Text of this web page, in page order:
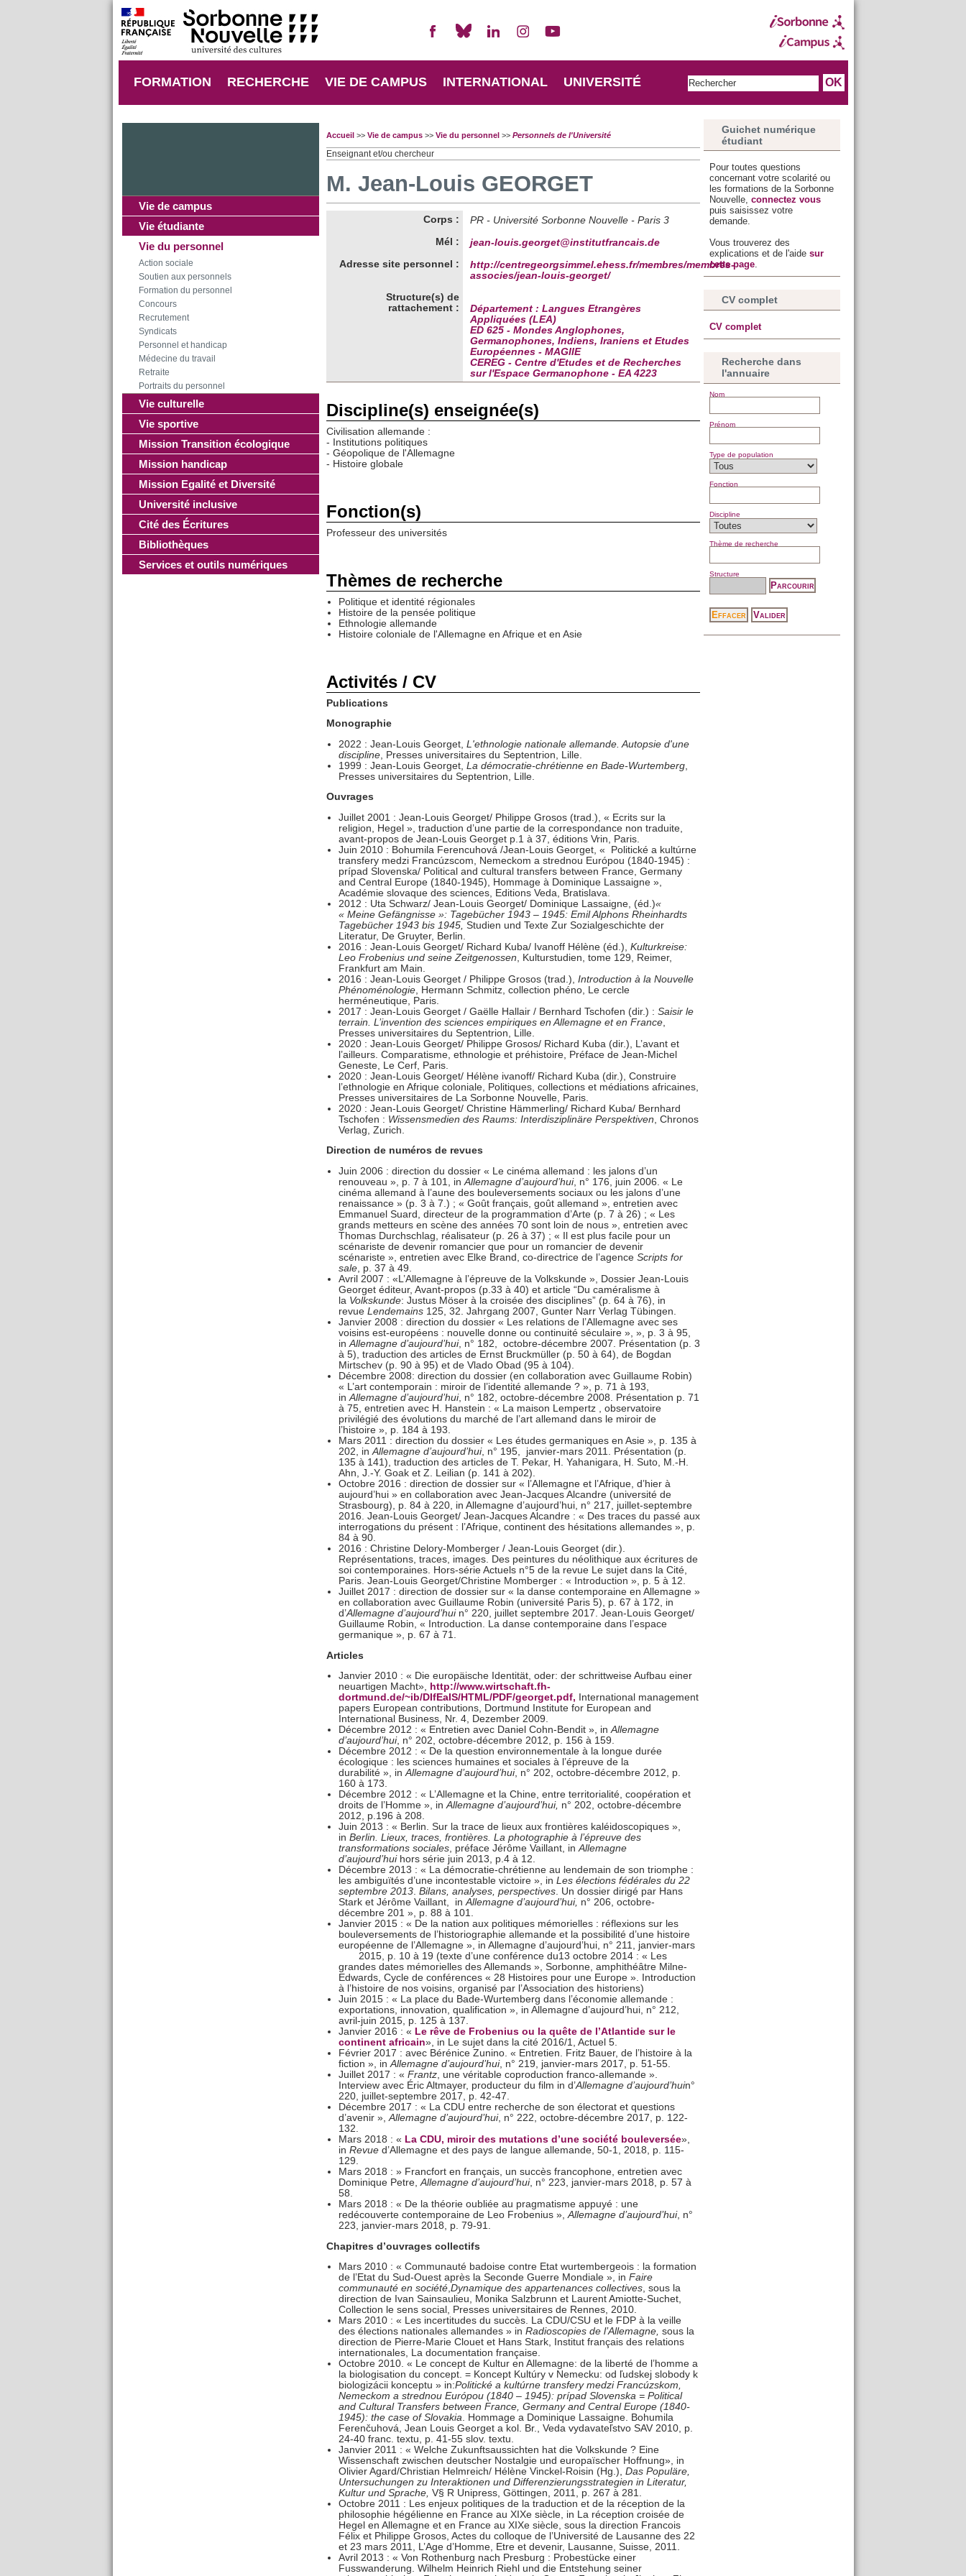
FORMATION RECHERCHE VIE DE CAMPUS INTERNATIONAL UNIVERSITÉ
Vie de campus
Vie étudiante
Vie du personnel
Action sociale
Soutien aux personnels
Formation du personnel
Concours
Recrutement
Syndicats
Personnel et handicap
Médecine du travail
Retraite
Portraits du personnel
Vie culturelle
Vie sportive
Mission Transition écologique
Mission handicap
Mission Egalité et Diversité
Université inclusive
Cité des Écritures
Bibliothèques
Services et outils numériques
Accueil>> Vie de campus>> Vie du personnel>> Personnels de l'Université
Enseignant et/ou chercheur
M. Jean-Louis GEORGET
Corps :
PR - Université Sorbonne Nouvelle - Paris 3
Mél :
jean-louis.georget@institutfrancais.de
Adresse site personnel :
http://centregeorgsimmel.ehess.fr/membres/membres-
associes/jean-louis-georget/
Structure(s) de
rattachement :
Département : Langues Etrangères
Appliquées (LEA)
ED 625 - Mondes Anglophones,
Germanophones, Indiens, Iraniens et Etudes
Européennes - MAGIIE
CEREG - Centre d'Etudes et de Recherches
sur l'Espace Germanophone - EA 4223
Discipline(s) enseignée(s)
Civilisation allemande :
- Institutions politiques
- Géopolique de l'Allemagne
- Histoire globale
Fonction(s)
Professeur des universités
Thèmes de recherche
Politique et identité régionales
Histoire de la pensée politique
Ethnologie allemande
Histoire coloniale de l'Allemagne en Afrique et en Asie
Activités / CV
Publications
Monographie
2022 : Jean-Louis Georget, L'ethnologie nationale allemande. Autopsie d'une
discipline, Presses universitaires du Septentrion, Lille.
1999 : Jean-Louis Georget, La démocratie-chrétienne en Bade-Wurtemberg,
Presses universitaires du Septentrion, Lille.
Ouvrages
Juillet 2001 : Jean-Louis Georget/ Philippe Grosos (trad.), « Ecrits sur la
religion, Hegel », traduction d’une partie de la correspondance non traduite,
avant-propos de Jean-Louis Georget p.1 à 37, éditions Vrin, Paris.
Juin 2010 : Bohumila Ferencuhová /Jean-Louis Georget, « Politické a kultúrne
transfery medzi Francúzscom, Nemeckom a strednou Európou (1840-1945) :
prípad Slovenska/ Political and cultural transfers between France, Germany
and Central Europe (1840-1945), Hommage à Dominique Lassaigne »,
Académie slovaque des sciences, Editions Veda, Bratislava.
2012 : Uta Schwarz/ Jean-Louis Georget/ Dominique Lassaigne, (éd.)«
« Meine Gefängnisse »: Tagebücher 1943 – 1945: Emil Alphons Rheinhardts
Tagebücher 1943 bis 1945, Studien und Texte Zur Sozialgeschichte der
Literatur, De Gruyter, Berlin.
2016 : Jean-Louis Georget/ Richard Kuba/ Ivanoff Hélène (éd.), Kulturkreise:
Leo Frobenius und seine Zeitgenossen , Kulturstudien, tome 129, Reimer,
Frankfurt am Main.
2016 : Jean-Louis Georget / Philippe Grosos (trad.), Introduction à la Nouvelle
Phénoménologie, Hermann Schmitz, collection phéno, Le cercle
herméneutique, Paris.
2017 : Jean-Louis Georget / Gaëlle Hallair / Bernhard Tschofen (dir.) : Saisir le
terrain. L’invention des sciences empiriques en Allemagne et en France,
Presses universitaires du Septentrion, Lille.
2020 : Jean-Louis Georget/ Philippe Grosos/ Richard Kuba (dir.), L’avant et
l’ailleurs. Comparatisme, ethnologie et préhistoire, Préface de Jean-Michel
Geneste, Le Cerf, Paris.
2020 : Jean-Louis Georget/ Hélène ivanoff/ Richard Kuba (dir.), Construire
l’ethnologie en Afrique coloniale, Politiques, collections et médiations africaines,
Presses universitaires de La Sorbonne Nouvelle, Paris.
2020 : Jean-Louis Georget/ Christine Hämmerling/ Richard Kuba/ Bernhard
Tschofen : Wissensmedien des Raums: Interdisziplinäre Perspektiven , Chronos
Verlag, Zurich.
Direction de numéros de revues
Juin 2006 : direction du dossier « Le cinéma allemand : les jalons d’un
renouveau », p. 7 à 101, inAllemagne d’aujourd’hui, n° 176, juin 2006. « Le
cinéma allemand à l’aune des bouleversements sociaux ou les jalons d’une
renaissance » (p. 3 à 7.) ; « Goût français, goût allemand », entretien avec
Emmanuel Suard, directeur de la programmation d’Arte (p. 7 à 26) ; « Les
grands metteurs en scène des années 70 sont loin de nous », entretien avec
Thomas Durchschlag, réalisateur (p. 26 à 37) ; « Il est plus facile pour un
scénariste de devenir romancier que pour un romancier de devenir
scénariste », entretien avec Elke Brand, co-directrice de l’agence Scripts for
sale, p. 37 à 49.
Avril 2007 : «L’Allemagne à l’épreuve de la Volkskunde », Dossier Jean-Louis
Georget éditeur, Avant-propos (p.33 à 40) et article “Du caméralisme à
la Volkskunde: Justus Möser à la croisée des disciplines” (p. 64 à 76), in
revue Lendemains125, 32. Jahrgang 2007, Gunter Narr Verlag Tübingen.
Janvier 2008 : direction du dossier « Les relations de l’Allemagne avec ses
voisins est-européens : nouvelle donne ou continuité séculaire », », p. 3 à 95,
inAllemagne d’aujourd’hui, n° 182, octobre-décembre 2007. Présentation (p. 3
à 5), traduction des articles de Ernst Bruckmüller (p. 50 à 64), de Bogdan
Mirtschev (p. 90 à 95) et de Vlado Obad (95 à 104).
Décembre 2008: direction du dossier (en collaboration avec Guillaume Robin)
« L’art contemporain : miroir de l’identité allemande ? », p. 71 à 193,
inAllemagne d’aujourd’hui, n° 182, octobre-décembre 2008. Présentation p. 71
à 75, entretien avec H. Hanstein : « La maison Lempertz , observatoire
privilégié des évolutions du marché de l’art allemand dans le miroir de
l’histoire », p. 184 à 193.
Mars 2011 : direction du dossier « Les études germaniques en Asie », p. 135 à
202, inAllemagne d’aujourd’hui, n° 195, janvier-mars 2011. Présentation (p.
135 à 141), traduction des articles de T. Pekar, H. Yahanigara, H. Suto, M.-H.
Ahn, J.-Y. Goak et Z. Leilian (p. 141 à 202).
Octobre 2016 : direction de dossier sur « l’Allemagne et l’Afrique, d’hier à
aujourd’hui » en collaboration avec Jean-Jacques Alcandre (université de
Strasbourg), p. 84 à 220, in Allemagne d’aujourd’hui, n° 217, juillet-septembre
2016. Jean-Louis Georget/ Jean-Jacques Alcandre : « Des traces du passé aux
interrogations du présent : l’Afrique, continent des hésitations allemandes », p.
84 à 90.
2016 : Christine Delory-Momberger / Jean-Louis Georget (dir.).
Représentations, traces, images. Des peintures du néolithique aux écritures de
soi contemporaines. Hors-série Actuels n°5 de la revue Le sujet dans la Cité,
Paris. Jean-Louis Georget/Christine Momberger : « Introduction », p. 5 à 12.
Juillet 2017 : direction de dossier sur « la danse contemporaine en Allemagne »
en collaboration avec Guillaume Robin (université Paris 5), p. 67 à 172, in
d’Allemagne d’aujourd’huin° 220, juillet septembre 2017. Jean-Louis Georget/
Guillaume Robin, « Introduction. La danse contemporaine dans l’espace
germanique », p. 67 à 71.
Articles
Janvier 2010 : « Die europäische Identität, oder: der schrittweise Aufbau einer
neuartigen Macht», http://www.wirtschaft.fh-
dortmund.de/~ib/DIfEaIS/HTML/PDF/georget.pdf, International management
papers European contributions, Dortmund Institute for European and
International Business, Nr. 4, Dezember 2009.
Décembre 2012 : « Entretien avec Daniel Cohn-Bendit », inAllemagne
d’aujourd’hui, n° 202, octobre-décembre 2012, p. 156 à 159.
Décembre 2012 : « De la question environnementale à la longue durée
écologique : les sciences humaines et sociales à l’épreuve de la
durabilité », inAllemagne d’aujourd’hui, n° 202, octobre-décembre 2012, p.
160 à 173.
Décembre 2012 : « L’Allemagne et la Chine, entre territorialité, coopération et
droits de l’Homme », inAllemagne d’aujourd’hui, n° 202, octobre-décembre
2012, p.196 à 208.
Juin 2013 : « Berlin. Sur la trace de lieux aux frontières kaléidoscopiques »,
in Berlin. Lieux, traces, frontières. La photographie à l’épreuve des
transformations sociales, préface Jérôme Vaillant, inAllemagne
d’aujourd’hui hors série juin 2013, p.4 à 12.
Décembre 2013 : « La démocratie-chrétienne au lendemain de son triomphe :
les ambiguïtés d’une incontestable victoire », in Les élections fédérales du 22
septembre 2013. Bilans, analyses, perspectives. Un dossier dirigé par Hans
Stark et Jérôme Vaillant, inAllemagne d’aujourd’hui, n° 206, octobre-
décembre 201 », p. 88 à 101.
Janvier 2015 : « De la nation aux politiques mémorielles : réflexions sur les
bouleversements de l’historiographie allemande et la possibilité d’une histoire
européenne de l’Allemagne », in Allemagne d’aujourd’hui, n° 211, janvier-mars
2015, p. 10 à 19 (texte d’une conférence du13 octobre 2014 : « Les
grandes dates mémorielles des Allemands », Sorbonne, amphithéâtre Milne-
Edwards, Cycle de conférences « 28 Histoires pour une Europe ». Introduction
à l’histoire de nos voisins, organisé par l’Association des historiens)
Juin 2015 : « La place du Bade-Wurtemberg dans l’économie allemande :
exportations, innovation, qualification », in Allemagne d’aujourd’hui, n° 212,
avril-juin 2015, p. 125 à 137.
Janvier 2016 : « Le rêve de Frobenius ou la quête de l’Atlantide sur le
continent africain», in Le sujet dans la cité 2016/1, Actuel 5.
Février 2017 : avec Bérénice Zunino. « Entretien. Fritz Bauer, de l’histoire à la
fiction », inAllemagne d’aujourd’hui, n° 219, janvier-mars 2017, p. 51-55.
Juillet 2017 : « Frantz, une véritable coproduction franco-allemande ».
Interview avec Éric Altmayer, producteur du film in d’Allemagne d’aujourd’huin°
220, juillet-septembre 2017, p. 42-47.
Décembre 2017 : « La CDU entre recherche de son électorat et questions
d’avenir »,Allemagne d’aujourd’hui, n° 222, octobre-décembre 2017, p. 122-
132.
Mars 2018 : « La CDU, miroir des mutations d’une société bouleversée»,
in Revued’Allemagne et des pays de langue allemande, 50-1, 2018, p. 115-
129.
Mars 2018 : » Francfort en français, un succès francophone, entretien avec
Dominique Petre,Allemagne d’aujourd’hui, n° 223, janvier-mars 2018, p. 57 à
58.
Mars 2018 : « De la théorie oubliée au pragmatisme appuyé : une
redécouverte contemporaine de Leo Frobenius »,Allemagne d’aujourd’hui, n°
223, janvier-mars 2018, p. 79-91.
Chapitres d’ouvrages collectifs
Mars 2010 : « Communauté badoise contre Etat wurtembergeois : la formation
de l’Etat du Sud-Ouest après la Seconde Guerre Mondiale », in Faire
communauté en société,Dynamique des appartenances collectives, sous la
direction de Ivan Sainsaulieu, Monika Salzbrunn et Laurent Amiotte-Suchet,
Collection le sens social, Presses universitaires de Rennes, 2010.
Mars 2010 : « Les incertitudes du succès. La CDU/CSU et le FDP à la veille
des élections nationales allemandes » in Radioscopies de l’Allemagne, sous la
direction de Pierre-Marie Clouet et Hans Stark, Institut français des relations
internationales, La documentation française.
Octobre 2010. « Le concept de Kultur en Allemagne: de la liberté de l’homme a
la biologisation du concept. = Koncept Kultúry v Nemecku: od ľudskej slobody k
biologizácii konceptu » in:Politické a kultúrne transfery medzi Francúzskom,
Nemeckom a strednou Európou (1840 – 1945): prípad Slovenska = Political
and Cultural Transfers between France, Germany and Central Europe (1840-
1945): the case of Slovakia. Hommage a Dominique Lassaigne. Bohumila
Ferenčuhová, Jean Louis Georget a kol. Br., Veda vydavateľstvo SAV 2010, p.
24-40 franc. textu, p. 41-55 slov. textu.
Janvier 2011 : « Welche Zukunftsaussichten hat die Volkskunde ? Eine
Wissenschaft zwischen deutscher Nostalgie und europaïscher Hoffnung», in
Olivier Agard/Christian Helmreich/ Hélène Vinckel-Roisin (Hg.), Das Populäre,
Untersuchungen zu Interaktionen und Differenzierungsstrategien in Literatur,
Kultur und Sprache, V§ R Unipress, Göttingen, 2011, p. 267 à 281.
Octobre 2011 : Les enjeux politiques de la traduction et de la réception de la
philosophie hégélienne en France au XIXe siècle, in La réception croisée de
Hegel en Allemagne et en France au XIXe siècle, sous la direction Francois
Félix et Philippe Grosos, Actes du colloque de l’Université de Lausanne des 22
et 23 mars 2011, L’Age d’Homme, Etre et devenir, Lausanne, Suisse, 2011.
Avril 2013 : « Von Rothenburg nach Presburg : Probestücke einer
Fusswanderung. Wilhelm Heinrich Riehl und die Entstehung seiner
Guichet numérique
étudiant
Pour toutes questions
concernant votre scolarité ou
les formations de la Sorbonne
Nouvelle, connectez vous
puis saisissez votre
demande.
Vous trouverez des
explications et de l'aide sur
cette page.
CV complet
CV complet
Recherche dans
l'annuaire
Nom
Prénom
Type de population
Fonction
Discipline
Thème de recherche
Structure